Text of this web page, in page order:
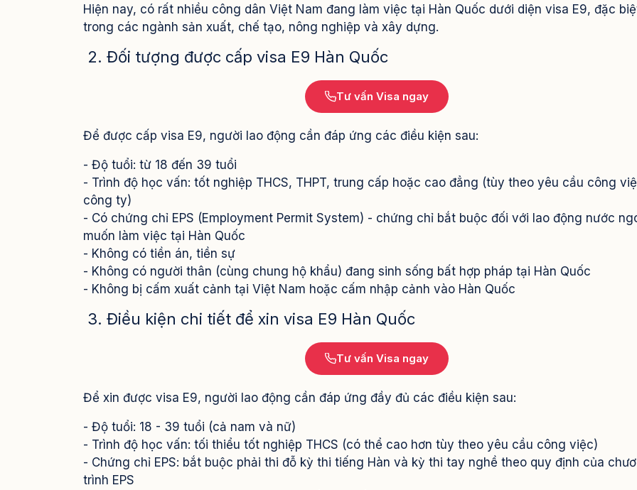
Hiện nay, có rất nhiều công dân Việt Nam đang làm việc tại Hàn Quốc dưới diện visa E9, đặc
trong các ngành sản xuất, chế tạo, nông nghiệp và xây dựng.
2. Đối tượng được cấp visa E9 Hàn Quốc
Tư vấn Visa ngay
Để được cấp visa E9, người lao động cần đáp ứng các điều kiện sau:
- Độ tuổi: từ 18 đến 39 tuổi
- Trình độ học vấn: tốt nghiệp THCS, THPT, trung cấp hoặc cao đẳng (tùy theo yêu cầu công
công ty)
- Có chứng chỉ EPS (Employment Permit System) - chứng chỉ bắt buộc đối với lao động nước
muốn làm việc tại Hàn Quốc
- Không có tiền án, tiền sự
- Không có người thân (cùng chung hộ khẩu) đang sinh sống bất hợp pháp tại Hàn Quốc
- Không bị cấm xuất cảnh tại Việt Nam hoặc cấm nhập cảnh vào Hàn Quốc
3. Điều kiện chi tiết để xin visa E9 Hàn Quốc
Tư vấn Visa ngay
Để xin được visa E9, người lao động cần đáp ứng đầy đủ các điều kiện sau:
- Độ tuổi: 18 - 39 tuổi (cả nam và nữ)
- Trình độ học vấn: tối thiểu tốt nghiệp THCS (có thể cao hơn tùy theo yêu cầu công việc)
- Chứng chỉ EPS: bắt buộc phải thi đỗ kỳ thi tiếng Hàn và kỳ thi tay nghề theo quy định của
trình EPS